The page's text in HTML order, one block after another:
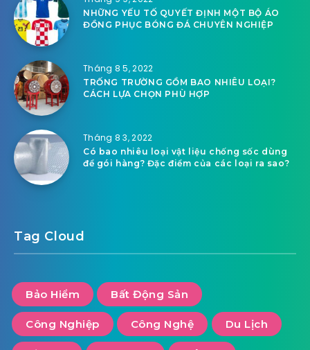
NHỮNG YẾU TỐ QUYẾT ĐỊNH MỘT BỘ ÁO
ĐỒNG PHỤC BÓNG ĐÁ CHUYÊN NGHIỆP
Tháng 8 5, 2022
TRỐNG TRƯỜNG GỒM BAO NHIÊU LOẠI?
CÁCH LỰA CHỌN PHÙ HỢP
Tháng 8 3, 2022
Có bao nhiêu loại vật liệu chống sốc dùng
để gói hàng? Đặc điểm của các loại ra sao?
Tag Cloud
Bảo Hiểm Bất Động Sản
Công Nghiệp Công Nghệ Du Lịch